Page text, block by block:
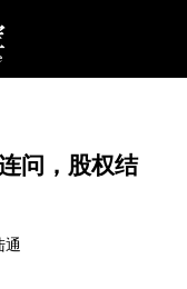
问，股权结
通